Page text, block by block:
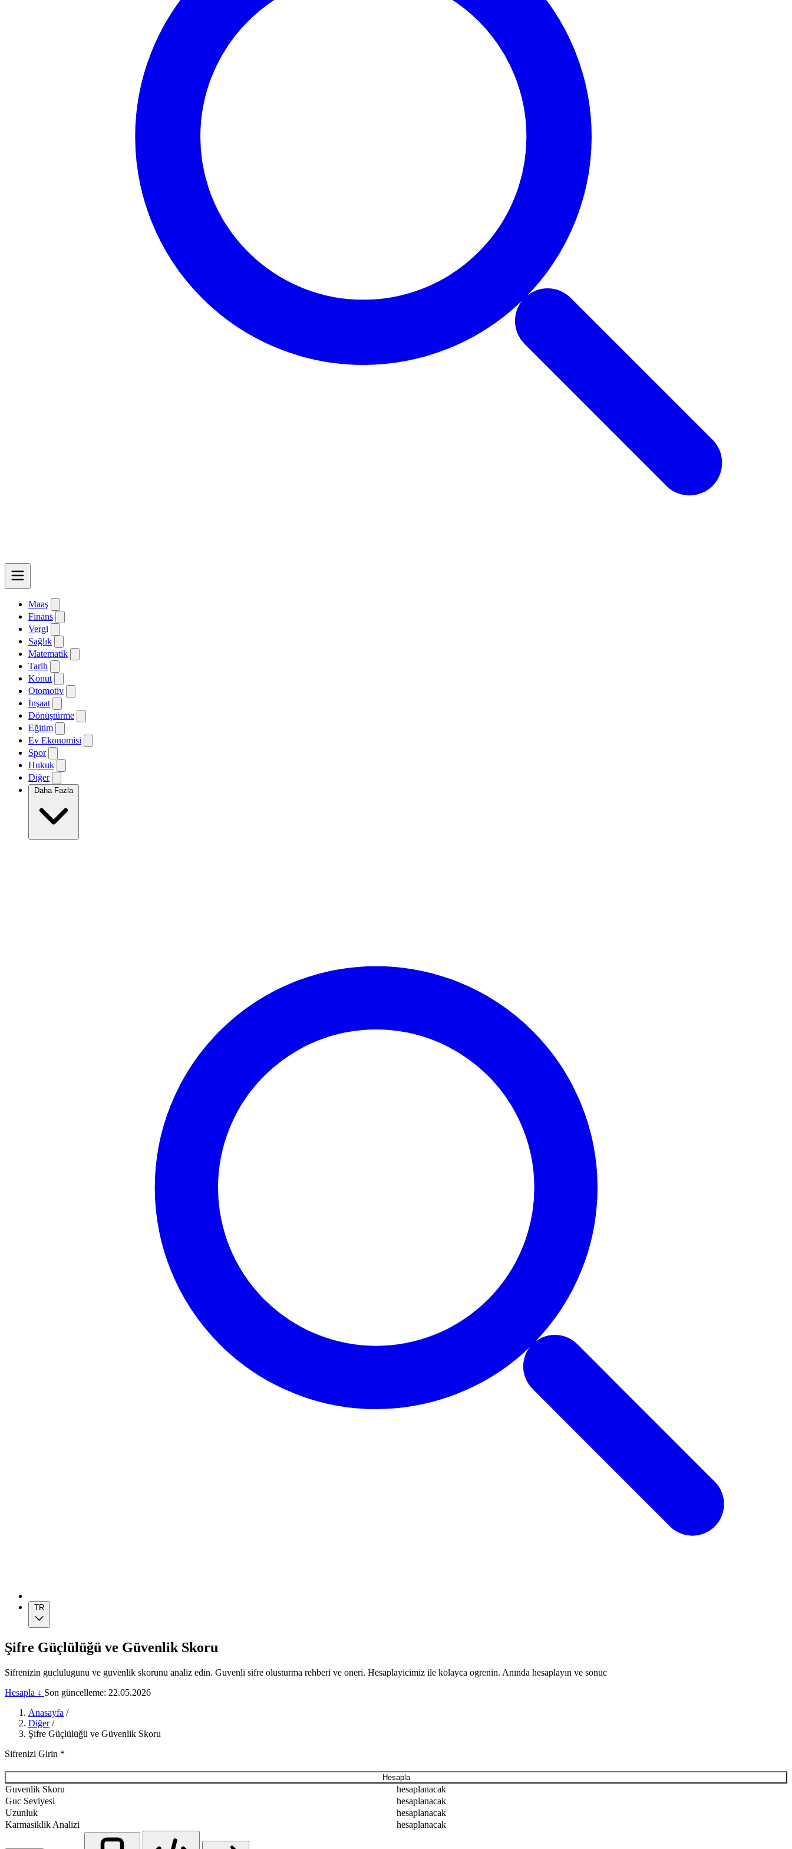
Maaş
Finans
Vergi
Sağlık
Matematik
Tarih
Konut
Otomotiv
İnşaat
Dönüştürme
Eğitim
Ev Ekonomisi
Spor
Hukuk
Diğer
Daha Fazla
TR
Şifre Güçlülüğü ve Güvenlik Skoru
Sifrenizin guclulugunu ve guvenlik skorunu analiz edin. Guvenli sifre olusturma rehberi ve oneri. Hesaplayicimiz ile kolayca ogrenin. Anında hesaplayın ve sonuc
Hesapla ↓ Son güncelleme: 22.05.2026
Anasayfa /
Diğer /
Şifre Güçlülüğü ve Güvenlik Skoru
Sifrenizi Girin *
Hesapla
Guvenlik Skoru
hesaplanacak
Guc Seviyesi
hesaplanacak
Uzunluk
hesaplanacak
Karmasiklik Analizi
hesaplanacak